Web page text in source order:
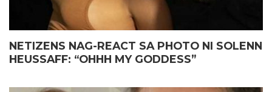
NETIZENS NAG-REACT SA PHOTO NI SOLENN
HEUSSAFF: “OHHH MY GODDESS”